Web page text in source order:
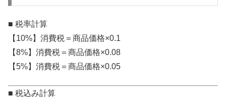
■ 税率計算
【10%】消費税＝商品価格×0.1
【8%】消費税＝商品価格×0.08
【5%】消費税＝商品価格×0.05
■ 税込み計算